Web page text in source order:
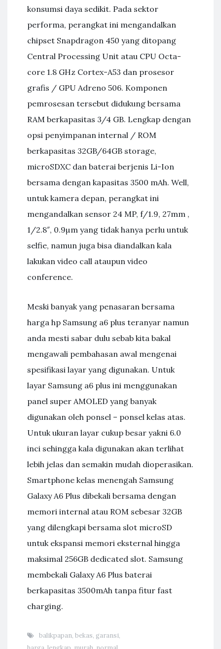
konsumsi daya sedikit. Pada sektor
performa, perangkat ini mengandalkan
chipset Snapdragon 450 yang ditopang
Central Processing Unit atau CPU Octa-
core 1.8 GHz Cortex-A53 dan prosesor
grafis / GPU Adreno 506. Komponen
pemrosesan tersebut didukung bersama
RAM berkapasitas 3/4 GB. Lengkap dengan
opsi penyimpanan internal / ROM
berkapasitas 32GB/64GB storage,
microSDXC dan baterai berjenis Li-Ion
bersama dengan kapasitas 3500 mAh. Well,
untuk kamera depan, perangkat ini
mengandalkan sensor 24 MP, f/1.9, 27mm ,
1/2.8″, 0.9µm yang tidak hanya perlu untuk
selfie, namun juga bisa diandalkan kala
lakukan video call ataupun video
conference.
Meski banyak yang penasaran bersama
harga hp Samsung a6 plus teranyar namun
anda mesti sabar dulu sebab kita bakal
mengawali pembahasan awal mengenai
spesifikasi layar yang digunakan. Untuk
layar Samsung a6 plus ini menggunakan
panel super AMOLED yang banyak
digunakan oleh ponsel – ponsel kelas atas.
Untuk ukuran layar cukup besar yakni 6.0
inci sehingga kala digunakan akan terlihat
lebih jelas dan semakin mudah dioperasikan.
Smartphone kelas menengah Samsung
Galaxy A6 Plus dibekali bersama dengan
memori internal atau ROM sebesar 32GB
yang dilengkapi bersama slot microSD
untuk ekspansi memori eksternal hingga
maksimal 256GB dedicated slot. Samsung
membekali Galaxy A6 Plus baterai
berkapasitas 3500mAh tanpa fitur fast
charging.
balikpapan, bekas, garansi,